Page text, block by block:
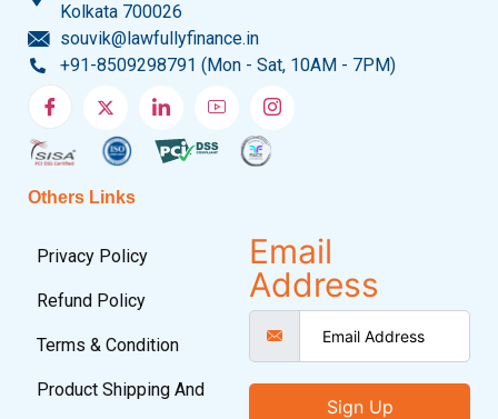
Kolkata 700026
souvik@lawfullyfinance.in
+91-8509298791 (Mon - Sat, 10AM - 7PM)
Others Links
Privacy Policy
Refund Policy
Terms & Condition
Product Shipping And
Email
Address
Sign Up